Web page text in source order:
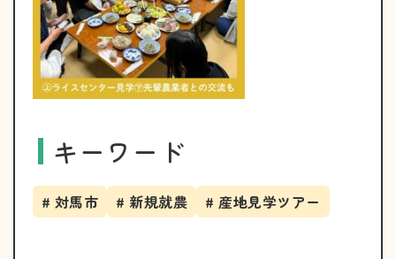
キーワード
# 対馬市 # 新規就農 # 産地見学ツアー